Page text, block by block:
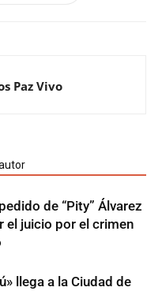
Paz Vivo
de “Pity” Álvarez
el juicio por el crimen
llega a la Ciudad de